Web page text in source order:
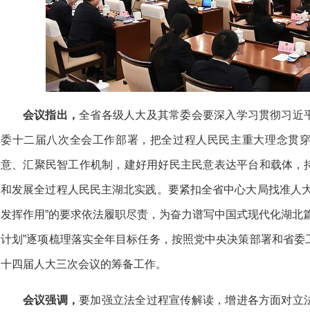
会议指出，全省各级人大及其常委会要深入学习贯彻习
委十二届八次全会工作部署，把全过程人民民主重大理念贯
意、汇聚民智工作机制，建好用好民主民意表达平台和载体，
和发展全过程人民民主湖北实践。要紧扣全省中心大局找准人
发挥作用”的要求依法履职尽责，为奋力谱写中国式现代化湖北
计划”逐项梳理落实全年目标任务，按照党中央决策部署和省
十四届人大三次会议的筹备工作。
会议强调，要加强立法全过程宣传解读，增进各方面对